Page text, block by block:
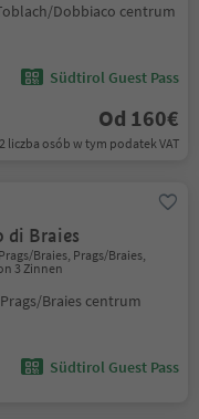
Dobbiaco centrum
Südtirol Guest Pass
Od 160€
liczba osób w tym podatek VAT
di Braies
Braies, Prags/Braies,
3 Zinnen
Braies centrum
Südtirol Guest Pass